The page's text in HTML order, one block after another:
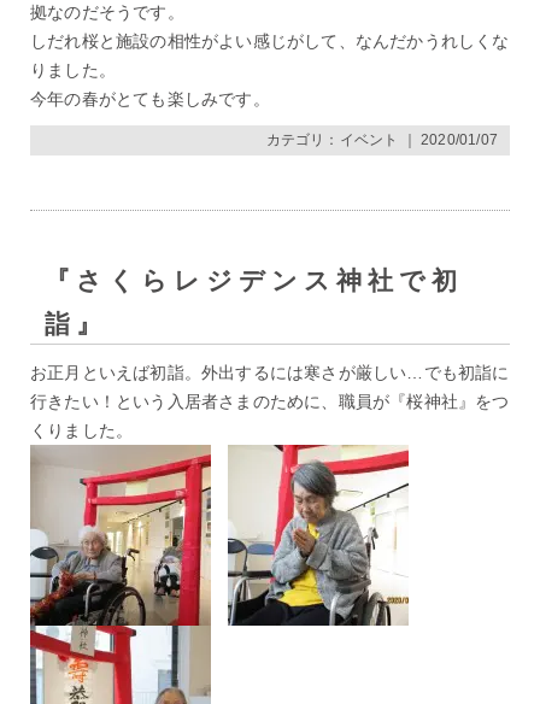
拠なのだそうです。
しだれ桜と施設の相性がよい感じがして、なんだかうれしくな
りました。
今年の春がとても楽しみです。
カテゴリ： イベント ｜ 2020/01/07
『さくらレジデンス神社で初
詣』
お正月といえば初詣。外出するには寒さが厳しい…でも初詣に
行きたい！という入居者さまのために、職員が『桜神社』をつ
くりました。